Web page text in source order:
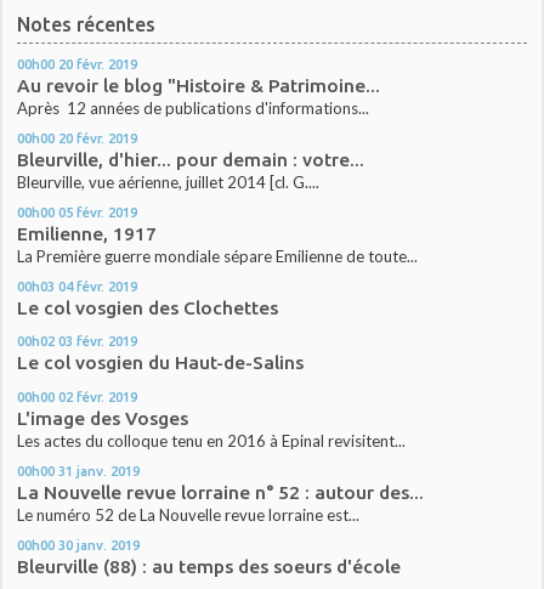
Notes récentes
00h00 20 févr. 2019
Au revoir le blog "Histoire & Patrimoine...
Après 12 années de publications d'informations...
00h00 20 févr. 2019
Bleurville, d'hier... pour demain : votre...
Bleurville, vue aérienne, juillet 2014 [cl. G....
00h00 05 févr. 2019
Emilienne, 1917
La Première guerre mondiale sépare Emilienne de toute...
00h03 04 févr. 2019
Le col vosgien des Clochettes
00h02 03 févr. 2019
Le col vosgien du Haut-de-Salins
00h00 02 févr. 2019
L'image des Vosges
Les actes du colloque tenu en 2016 à Epinal revisitent...
00h00 31 janv. 2019
La Nouvelle revue lorraine n° 52 : autour des...
Le numéro 52 de La Nouvelle revue lorraine est...
00h00 30 janv. 2019
Bleurville (88) : au temps des soeurs d'école